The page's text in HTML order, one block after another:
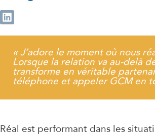
« J’adore le moment où nous
Lorsque la relation va au-delà
transforme en véritable
téléphone et appeler GCM en
Réal est performant dans les